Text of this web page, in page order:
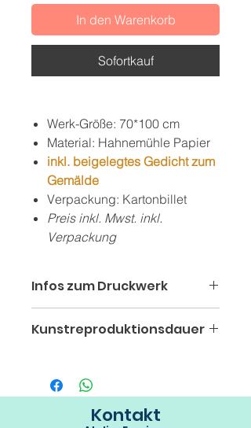
In den Warenkorb
Sofortkauf
Werk-Größe: 70*100 cm
Material: Hahnemühle Papier
inkl. beigelegtes Gedicht zum
Gemälde
Verpackung: Kartonbillet
Preis inkl. Mwst. inkl.
Verpackung
Infos zum Druckwerk
seelischen Frühling.
ein hochwertiges Druckprodukt auf
Hahnemühle Papier.
Die authentische Farbenvielfalt des
Kunstreproduktionsdauer
Anfrage direkt beim
Druckermeister in seiner Farbpraxis
gedruckt werden, beläuft sich die
Kontakt